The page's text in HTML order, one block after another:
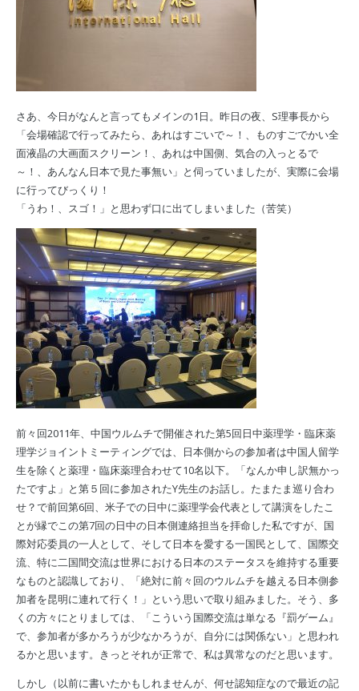
さあ、今日がなんと言ってもメインの1日。昨日の夜、S理事長から
「会場確認で行ってみたら、あれはすごいで～！、ものすごでかい全
面液晶の大画面スクリーン！、あれは中国側、気合の入っとるで
～！、あんなん日本で見た事無い」と伺っていましたが、実際に会場
に行ってびっくり！
「うわ！、スゴ！」と思わず口に出てしまいました（苦笑）
前々回2011年、中国ウルムチで開催された第5回日中薬理学・臨床薬
理学ジョイントミーティングでは、日本側からの参加者は中国人留学
生を除くと薬理・臨床薬理合わせて10名以下。「なんか申し訳無かっ
たですよ」と第５回に参加されたY先生のお話し。たまたま巡り合わ
せ？で前回第6回、米子での日中に薬理学会代表として講演をしたこ
とが縁でこの第7回の日中の日本側連絡担当を拝命した私ですが、国
際対応委員の一人として、そして日本を愛する一国民として、国際交
流、特に二国間交流は世界における日本のステータスを維持する重要
なものと認識しており、「絶対に前々回のウルムチを越える日本側参
加者を昆明に連れて行く！」という思いで取り組みました。そう、多
くの方々にとりましては、「こういう国際交流は単なる『罰ゲーム』
で、参加者が多かろうが少なかろうが、自分には関係ない」と思われ
るかと思います。きっとそれが正常で、私は異常なのだと思います。
しかし（以前に書いたかもしれませんが、何せ認知症なので最近の記